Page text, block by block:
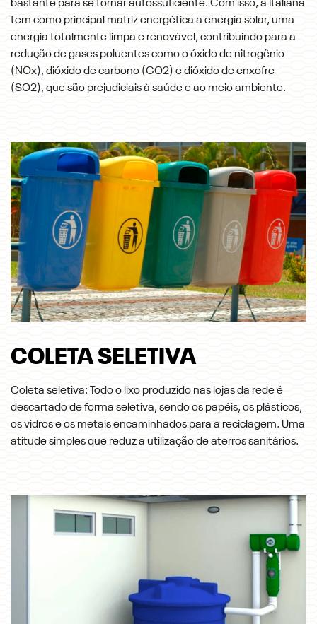
bastante para se tornar autossuficiente. Com isso, a Italiana
tem como principal matriz energética a energia solar, uma
energia totalmente limpa e renovável, contribuindo para a
redução de gases poluentes como o óxido de nitrogênio
(NOx), dióxido de carbono (CO2) e dióxido de enxofre
(SO2), que são prejudiciais à saúde e ao meio ambiente.
COLETA SELETIVA
Coleta seletiva: Todo o lixo produzido nas lojas da rede é
descartado de forma seletiva, sendo os papéis, os plásticos,
os vidros e os metais encaminhados para a reciclagem. Uma
atitude simples que reduz a utilização de aterros sanitários.